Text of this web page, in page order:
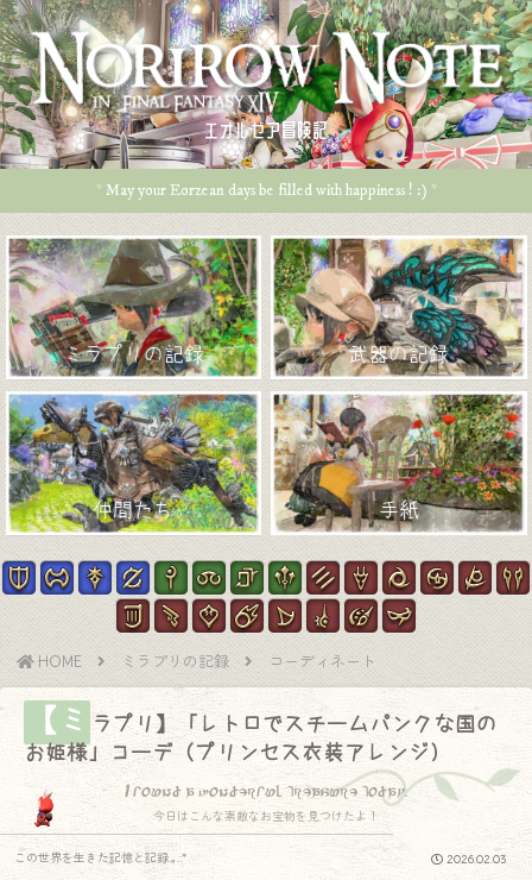
エオルゼア冒険記
* May your Eorzean days be filled with happiness ! :) *
ミラプリの記録 武器の記録
仲間たち 手紙
HOME ミラプリの記録 コーディネート
【ミ ラプリ】「レトロでスチームパンクな国の
お姫様」コーデ（プリンセス衣装アレンジ）
I found a wonderful treasure today.
今日はこんな素敵なお宝物を見つけたよ！
2026.02.03
この世界を生きた記憶と記録.｡.:*